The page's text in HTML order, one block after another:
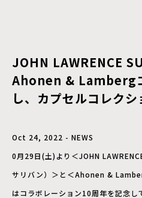
JOHN LAWRENCE
Ahonen & Lamberg
し、カプセルコレクシ
Oct 24, 2022 - NEWS
0月29日(土)より＜JOHN
サリバン）＞と＜Ahonen &
はコラボレーション10周年を記念し